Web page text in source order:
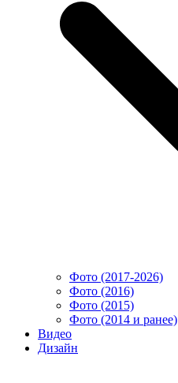
Фото (2017-2026)
Фото (2016)
Фото (2015)
Фото (2014 и ранее)
Видео
Дизайн